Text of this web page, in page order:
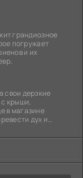
грандиозное
погружает
и их
дерзкие
крыши,
в магазине
дух и